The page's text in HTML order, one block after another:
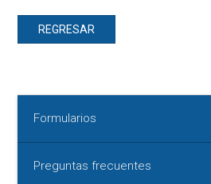
REGRESAR
Formularios
Preguntas frecuentes